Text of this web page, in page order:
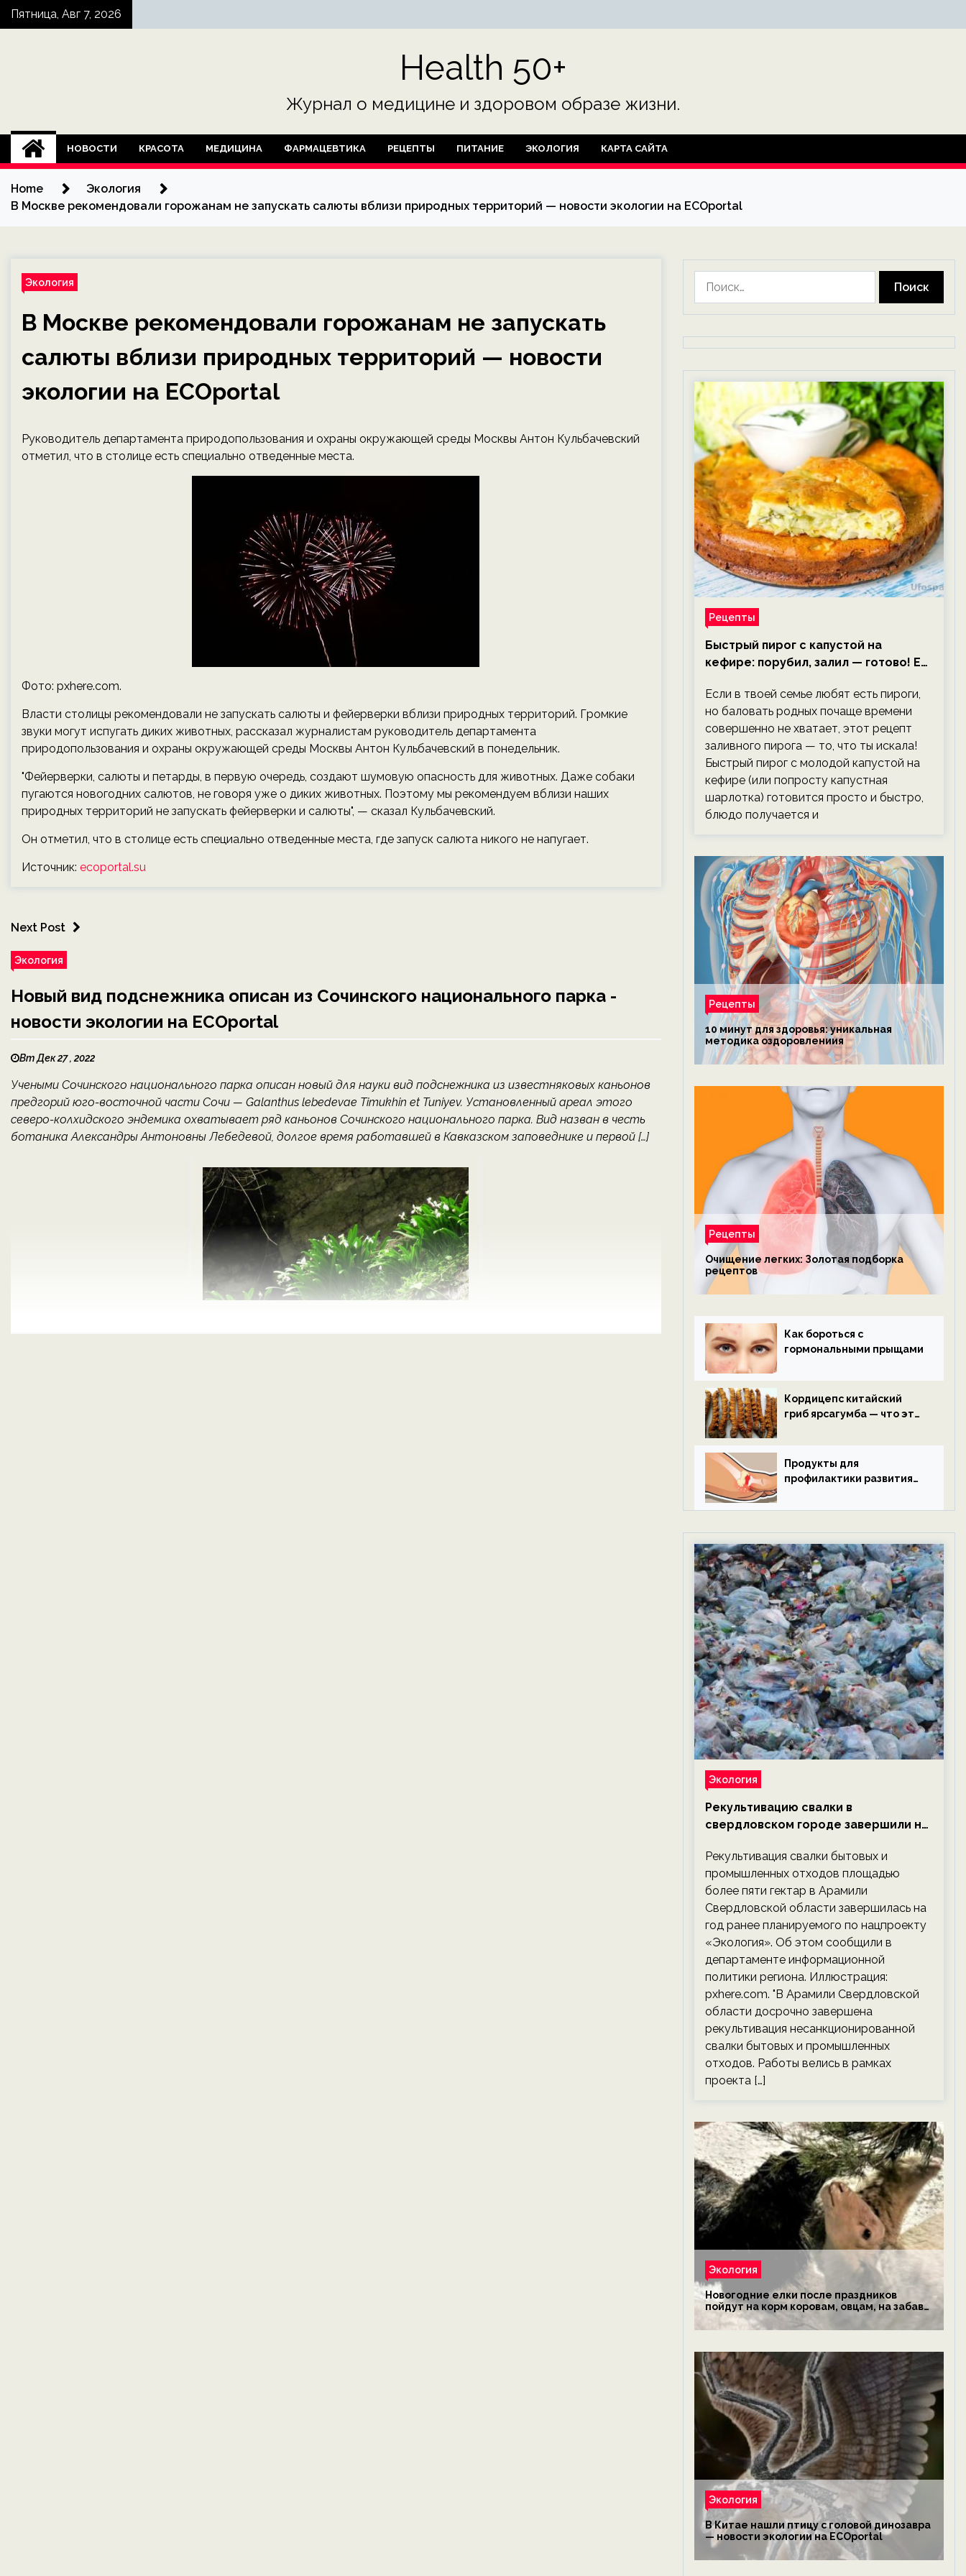
SkipПятница, Авг 7, 2026
Health 50+
Журнал о медицине и здоровом образе жизни.
НОВОСТИ КРАСОТА МЕДИЦИНА ФАРМАЦЕВТИКА РЕЦЕПТЫ ПИТАНИЕ ЭКОЛОГИЯ КАРТА САЙТА
Home
Экология
В Москве рекомендовали горожанам не запускать салюты вблизи природных территорий — новости экологии на ECOportal
Экология
В Москве рекомендовали горожанам не запускать
салюты вблизи природных территорий — новости
экологии на ECOportal
Руководитель департамента природопользования и охраны окружающей среды Москвы Антон Кульбачевский
отметил, что в столице есть специально отведенные места.
Фото: pxhere.com.
Власти столицы рекомендовали не запускать салюты и фейерверки вблизи природных территорий. Громкие
звуки могут испугать диких животных, рассказал журналистам руководитель департамента
природопользования и охраны окружающей среды Москвы Антон Кульбачевский в понедельник.
"Фейерверки, салюты и петарды, в первую очередь, создают шумовую опасность для животных. Даже собаки
пугаются новогодних салютов, не говоря уже о диких животных. Поэтому мы рекомендуем вблизи наших
природных территорий не запускать фейерверки и салюты", — сказал Кульбачевский.
Он отметил, что в столице есть специально отведенные места, где запуск салюта никого не напугает.
Источник: ecoportal.su
Next Post
Экология
Новый вид подснежника описан из Сочинского национального парка -
новости экологии на ECOportal
Вт Дек 27 , 2022
Учеными Сочинского национального парка описан новый для науки вид подснежника из известняковых каньонов
предгорий юго-восточной части Сочи — Galanthus lebedevae Timukhin et Tuniyev. Установленный ареал этого
северо-колхидского эндемика охватывает ряд каньонов Сочинского национального парка. Вид назван в честь
ботаника Александры Антоновны Лебедевой, долгое время работавшей в Кавказском заповеднике и первой […]
Рецепты
Быстрый пирог с капустой на
кефире: порубил, залил — готово! Ем,
Если в твоей семье любят есть пироги,
но баловать родных почаще времени
совершенно не хватает, этот рецепт
заливного пирога — то, что ты искала!
Быстрый пирог с молодой капустой на
кефире (или попросту капустная
шарлотка) готовится просто и быстро,
блюдо получается и
Рецепты
10 минут для здоровья: уникальная
методика оздоровлениия
Рецепты
Очищение легких: Золотая подборка
рецептов
Как бороться с
гормональными прыщами
Кордицепс китайский
гриб ярсагумба — что это
Продукты для
профилактики развития
Экология
Рекультивацию свалки в
свердловском городе завершили на
новости экологии на ECOportal
Рекультивация свалки бытовых и
промышленных отходов площадью
более пяти гектар в Арамили
Свердловской области завершилась на
год ранее планируемого по нацпроекту
«Экология». Об этом сообщили в
департаменте информационной
политики региона. Иллюстрация:
pxhere.com. "В Арамили Свердловской
области досрочно завершена
рекультивация несанкционированной
свалки бытовых и промышленных
отходов. Работы велись в рамках
проекта […]
Экология
Новогодние елки после праздников
пойдут на корм коровам, овцам, на забаву
обезьянам, львам и леопардам — новости
экологии на ECOportal
Экология
В Китае нашли птицу с головой динозавра
— новости экологии на ECOportal